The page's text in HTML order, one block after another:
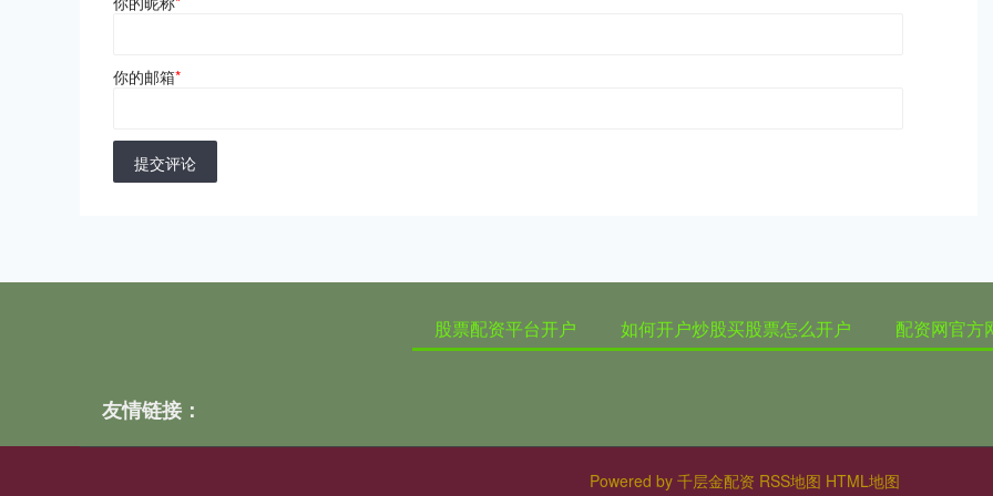
你的邮箱*
提交评论
股票配资平台开户 如何开户炒股买股票怎么开户 配资网官方
友情链接：
Powered by 千层金配资 RSS地图 HTML地图